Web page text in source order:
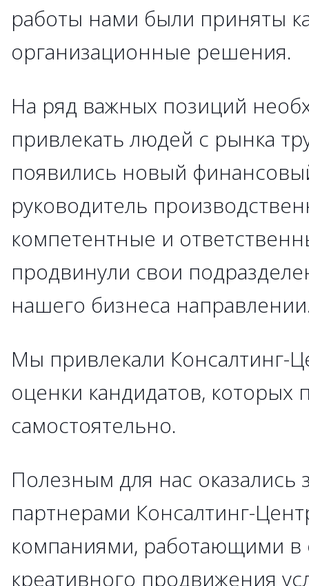
работы нами были приняты
организационные решения.
На ряд важных позиций
привлекать людей с рынка
появились новый
руководитель
компетентные и
продвинули свои
нашего бизнеса
Мы привлекали Консалтинг-
оценки кандидатов, которых
самостоятельно.
Полезным для нас оказались
партнерами Консалтинг-
компаниями, работающими в
креативного продвижения